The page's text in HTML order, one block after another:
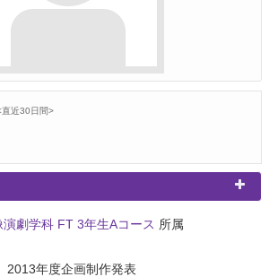
直近30日間>
劇学科 FT 3年生Aコース 所属
年度企画制作発表